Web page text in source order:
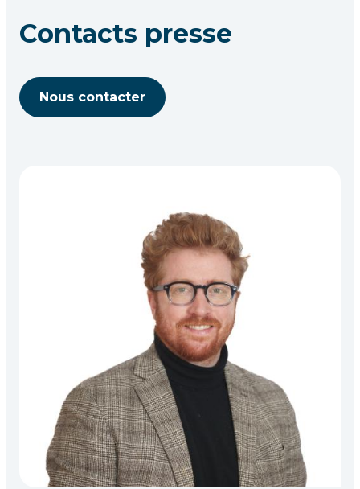
Contacts presse
Nous contacter